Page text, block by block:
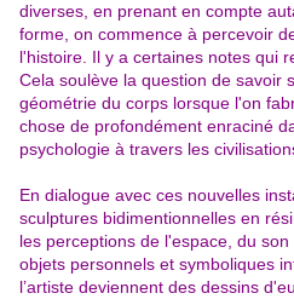
diverses, en prenant en compte
forme, on commence à percevoir
l'histoire. Il y a certaines notes qui
Cela soulève la question de savoir
géométrie du corps lorsque l'on
chose de profondément enraciné
psychologie à travers les
En dialogue avec ces nouvelles
sculptures bidimentionnelles en
les perceptions de l'espace, du
objets personnels et symboliques
l’artiste deviennent des dessins